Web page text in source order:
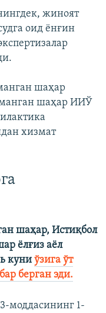
жиноят
оид ёнғин
шаҳар
шаҳар ИИЎ
хизмат
шаҳар, Истиқбол
ёлғиз аёл
куни ўзига ўт
берган эди.
моддасининг 1-